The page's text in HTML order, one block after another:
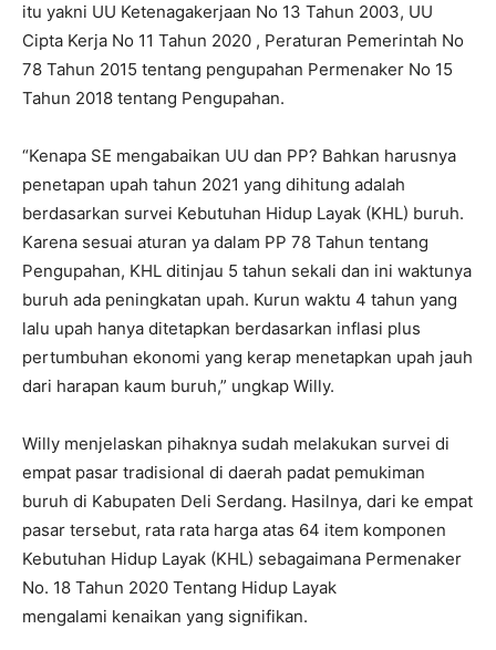
itu yakni UU Ketenagakerjaan No 13 Tahun 2003, UU
Cipta Kerja No 11 Tahun 2020 , Peraturan Pemerintah No
78 Tahun 2015 tentang pengupahan Permenaker No 15
Tahun 2018 tentang Pengupahan.
“Kenapa SE mengabaikan UU dan PP? Bahkan harusnya
penetapan upah tahun 2021 yang dihitung adalah
berdasarkan survei Kebutuhan Hidup Layak (KHL) buruh.
Karena sesuai aturan ya dalam PP 78 Tahun tentang
Pengupahan, KHL ditinjau 5 tahun sekali dan ini waktunya
buruh ada peningkatan upah. Kurun waktu 4 tahun yang
lalu upah hanya ditetapkan berdasarkan inflasi plus
pertumbuhan ekonomi yang kerap menetapkan upah jauh
dari harapan kaum buruh,” ungkap Willy.
Willy menjelaskan pihaknya sudah melakukan survei di
empat pasar tradisional di daerah padat pemukiman
buruh di Kabupaten Deli Serdang. Hasilnya, dari ke empat
pasar tersebut, rata rata harga atas 64 item komponen
Kebutuhan Hidup Layak (KHL) sebagaimana Permenaker
No. 18 Tahun 2020 Tentang Hidup Layak
mengalami kenaikan yang signifikan.